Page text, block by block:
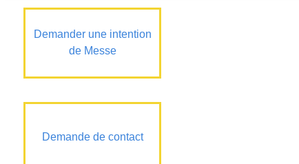
Demander une intention
de Messe
Demande de contact